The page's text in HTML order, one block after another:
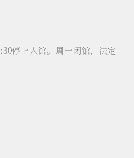
停止入馆。周一闭馆，法定